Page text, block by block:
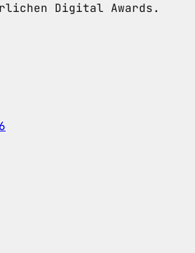
Digital Awards.